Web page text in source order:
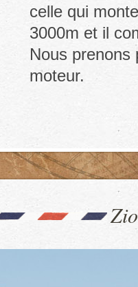
celle qui
3000m et il
Nous prenons
moteur.